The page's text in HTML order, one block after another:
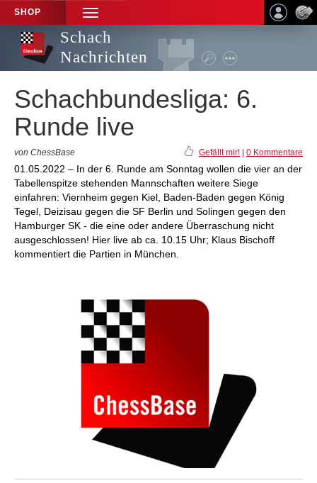
SHOP
TOGGLE
NAVIGATION
Schach
Nachrichten
Schachbundesliga: 6.
Runde live
von ChessBase Gefällt mir! 0 Kommentare
01.05.2022 – In der 6. Runde am Sonntag wollen die vier an der
Tabellenspitze stehenden Mannschaften weitere Siege
einfahren: Viernheim gegen Kiel, Baden-Baden gegen König
Tegel, Deizisau gegen die SF Berlin und Solingen gegen den
Hamburger SK - die eine oder andere Überraschung nicht
ausgeschlossen! Hier live ab ca. 10.15 Uhr; Klaus Bischoff
kommentiert die Partien in München.